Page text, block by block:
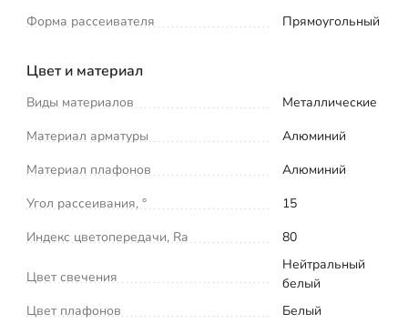
Форма рассеивателя
Прямоугольный
Цвет и материал
Виды материалов
Металлические
Материал арматуры
Алюминий
Материал плафонов
Алюминий
Угол рассеивания, °
15
Индекс цветопередачи, Ra
80
Цвет свечения
Нейтральный
белый
Цвет плафонов
Белый